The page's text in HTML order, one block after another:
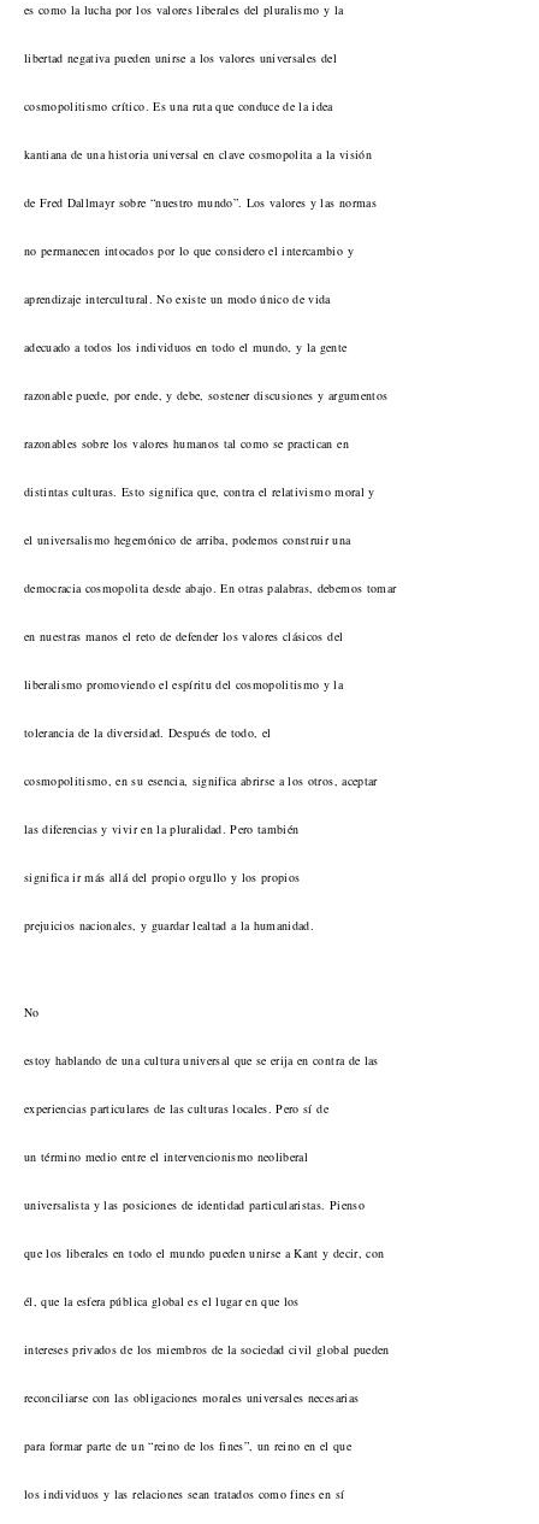
es como la lucha por los valores liberales del pluralismo y la
libertad negativa pueden unirse a los valores universales del
cosmopolitismo crítico. Es una ruta que conduce de la idea
kantiana de una historia universal en clave cosmopolita a la visión
de Fred Dallmayr sobre “nuestro mundo”. Los valores y las normas
no permanecen intocados por lo que considero el intercambio y
aprendizaje intercultural. No existe un modo único de vida
adecuado a todos los individuos en todo el mundo, y la gente
razonable puede, por ende, y debe, sostener discusiones y argumentos
razonables sobre los valores humanos tal como se practican en
distintas culturas. Esto significa que, contra el relativismo moral y
el universalismo hegemónico de arriba, podemos construir una
democracia cosmopolita desde abajo. En otras palabras, debemos tomar
en nuestras manos el reto de defender los valores clásicos del
liberalismo promoviendo el espíritu del cosmopolitismo y la
tolerancia de la diversidad. Después de todo, el
cosmopolitismo, en su esencia, significa abrirse a los otros, aceptar
las diferencias y vivir en la pluralidad. Pero también
significa ir más allá del propio orgullo y los propios
prejuicios nacionales, y guardar lealtad a la humanidad.
No
estoy hablando de una cultura universal que se erija en contra de las
experiencias particulares de las culturas locales. Pero sí de
un término medio entre el intervencionismo neoliberal
universalista y las posiciones de identidad particularistas. Pienso
que los liberales en todo el mundo pueden unirse a Kant y decir, con
él, que la esfera pública global es el lugar en que los
intereses privados de los miembros de la sociedad civil global pueden
reconciliarse con las obligaciones morales universales necesarias
para formar parte de un “reino de los fines”, un reino en el que
los individuos y las relaciones sean tratados como fines en sí